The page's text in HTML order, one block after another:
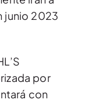
junio 2023
por
con